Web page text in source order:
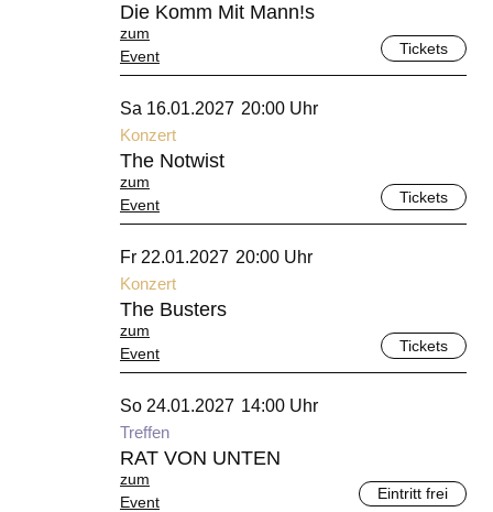
Tickets
Die Komm Mit Mann!s
zum
Event
Januar 2027
Sa 16.01.2027 20:00 Uhr
Konzert
Tickets
The Notwist
zum
Event
Januar 2027
Fr 22.01.2027 20:00 Uhr
Konzert
Tickets
The Busters
zum
Event
Januar 2027
So 24.01.2027 14:00 Uhr
Treffen
Eintritt frei
RAT VON UNTEN
zum
Event